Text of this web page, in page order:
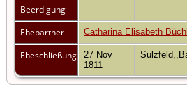
Beerdigung
Ehepartner
Catharina Elisabeth
Eheschließung
27 Nov
1811